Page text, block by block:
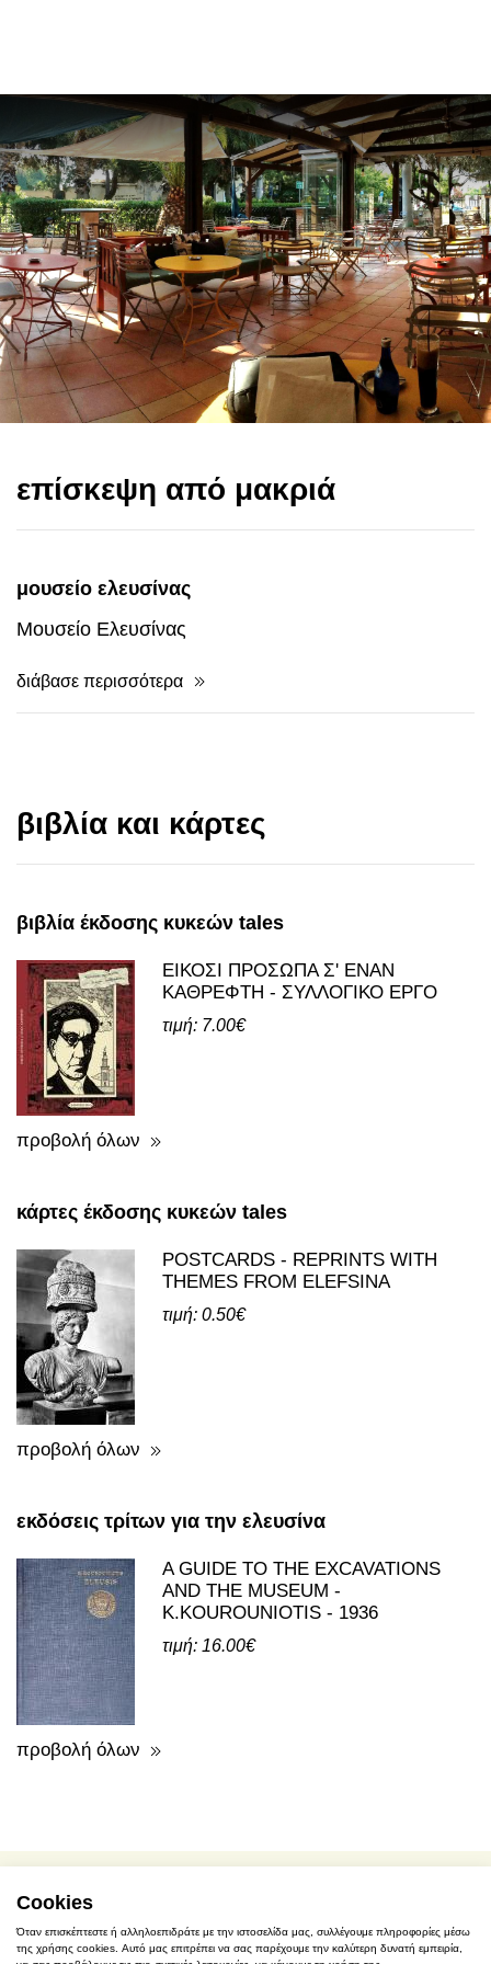
επίσκεψη από μακριά
μουσείο ελευσίνας
Μουσείο Ελευσίνας
διάβασε περισσότερα
βιβλία και κάρτες
βιβλία έκδοσης κυκεών tales
ΕΙΚΟΣΙ ΠΡΟΣΩΠΑ Σ' ΕΝΑΝ
ΚΑΘΡΕΦΤΗ - ΣΥΛΛΟΓΙΚΟ ΕΡΓΟ
τιμή: 7.00€
προβολή όλων
κάρτες έκδοσης κυκεών tales
POSTCARDS - REPRINTS WITH
THEMES FROM ELEFSINA
τιμή: 0.50€
προβολή όλων
εκδόσεις τρίτων για την ελευσίνα
A GUIDE TO THE EXCAVATIONS
AND THE MUSEUM -
K.KOUROUNIOTIS - 1936
τιμή: 16.00€
προβολή όλων
Cookies
Όταν επισκέπτεστε ή αλληλοεπιδράτε με την ιστοσελίδα μας, συλλέγουμε πληροφορίες μέσω
της χρήσης cookies. Αυτό μας επιτρέπει να σας παρέχουμε την καλύτερη δυνατή εμπειρία,